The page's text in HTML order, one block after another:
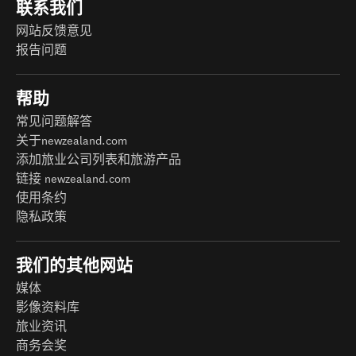
联系我们
网站反馈意见
报告问题
帮助
常见问题解答
关于newzealand.com
添加旅业公司列表和旅游产品
链接 newzealand.com
使用条约
隐私政策
我们的其他网站
媒体
影像资料库
旅业资讯
商务会奖